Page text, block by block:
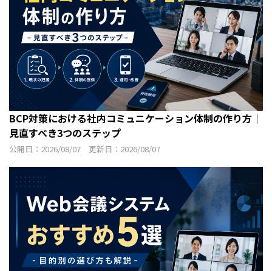
BCP対策における社内コミュニケーション体制の作り方｜
見直すべき3つのステップ
公開日：2026/08/07 更新日：2026/08/07